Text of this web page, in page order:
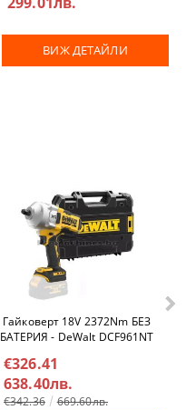
ВИЖ ДЕТАЙЛИ
Гайковерт 18V 2372Nm БЕЗ
БАТЕРИЯ - DeWalt DCF961NT
€326.41
638.40лв.
€342.36 669.60лв.